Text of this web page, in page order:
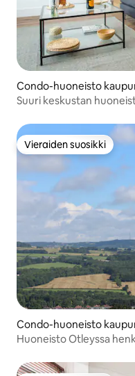
Condo-huoneisto
Suuri keskustan
Vieraiden suosikki
Vieraiden suosikki
Condo-huoneisto
Huoneisto Otleyssa